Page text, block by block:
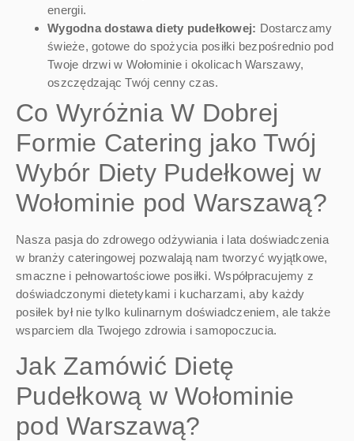
energii.
Wygodna dostawa diety pudełkowej: Dostarczamy
świeże, gotowe do spożycia posiłki bezpośrednio pod
Twoje drzwi w Wołominie i okolicach Warszawy,
oszczędzając Twój cenny czas.
Co Wyróżnia W Dobrej
Formie Catering jako Twój
Wybór Diety Pudełkowej w
Wołominie pod Warszawą?
Nasza pasja do zdrowego odżywiania i lata doświadczenia
w branży cateringowej pozwalają nam tworzyć wyjątkowe,
smaczne i pełnowartościowe posiłki. Współpracujemy z
doświadczonymi dietetykami i kucharzami, aby każdy
posiłek był nie tylko kulinarnym doświadczeniem, ale także
wsparciem dla Twojego zdrowia i samopoczucia.
Jak Zamówić Dietę
Pudełkową w Wołominie
pod Warszawą?